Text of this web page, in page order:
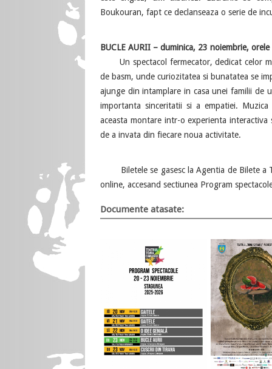
Boukouran, fapt ce declanseaza o serie de
BUCLE AURII – duminica, 23 noiembrie,
Un spectacol fermecator, dedicat celor
de basm, unde curiozitatea si bunatatea se
ajunge din intamplare in casa unei familii de
importanta sinceritatii si a empatiei.
aceasta montare intr-o experienta
de a invata din fiecare noua activitate.
Biletele se gasesc la Agentia de Bilete a
online, accesand sectiunea Program
Documente atasate: